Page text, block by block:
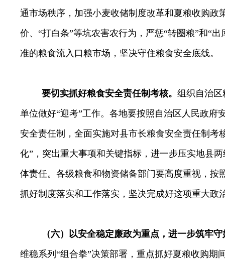
通市场秩序，加强小麦收储制度改革和夏粮收购政
价、“打白条”等坑农害农行为，严惩“转圈粮”和“
准的粮食流入口粮市场，坚决守住粮食安全底线。
要切实抓好粮食安全责任制考核。 组织自治
单位做好“迎考”工作。各地要按照自治区人民政府
安全责任制，全面实施对县市长粮食安全责任制考
化”，突出重大事项和关键指标，进一步压实地县
体责任。各级粮食和物资储备部门要高度重视，按
抓好制度落实和工作落实，坚决完成好这项重大政
（六）以安全稳定廉政为重点，进一步筑牢
维稳系列“组合拳”决策部署，重点抓好夏粮收购期